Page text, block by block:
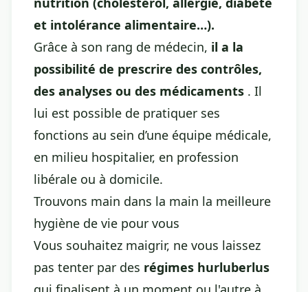
et intolérance alimentaire…).
Grâce à son rang de médecin, il a la
possibilité de prescrire des contrôles,
des analyses ou des médicaments . Il
lui est possible de pratiquer ses
fonctions au sein d’une équipe médicale,
en milieu hospitalier, en profession
libérale ou à domicile.
Trouvons main dans la main la meilleure
hygiène de vie pour vous
Vous souhaitez maigrir, ne vous laissez
pas tenter par des régimes hurluberlus